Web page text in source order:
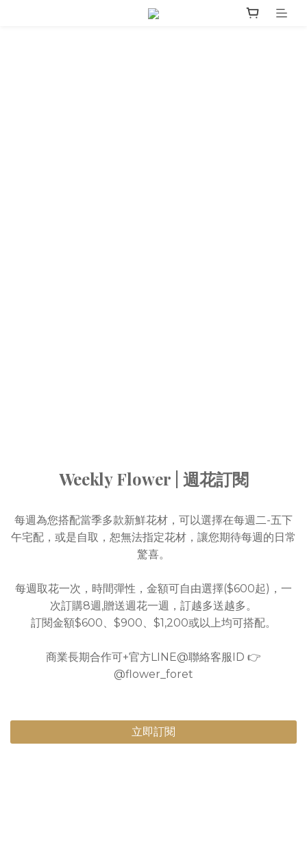
Weekly Flower | 週花訂閱
每週為您搭配當季多款新鮮花材，可以選擇在每週二-五下
午宅配，或是自取，恕無法指定花材，讓您期待每週的日常
驚喜。
每週取花一次，時間彈性，金額可自由選擇($600起)，一
次訂購8週,贈送週花一週，訂越多送越多。
訂閱金額$600、$900、$1,200或以上均可搭配。
商業長期合作可+官方LINE@聯絡客服ID 👉
@flower_foret
立即訂閱